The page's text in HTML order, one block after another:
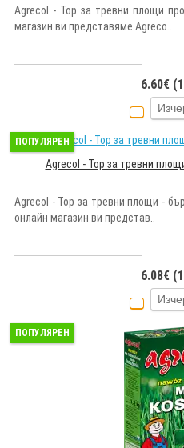
Agrecol - Тор за тревни площи
магазин ви представяме Agreco..
6.60€
ПОПУЛЯРЕН
Agrecol - Тор за тревни
Agrecol - Тор за тревни площи -
онлайн магазин ви представ..
6.08€
ПОПУЛЯРЕН